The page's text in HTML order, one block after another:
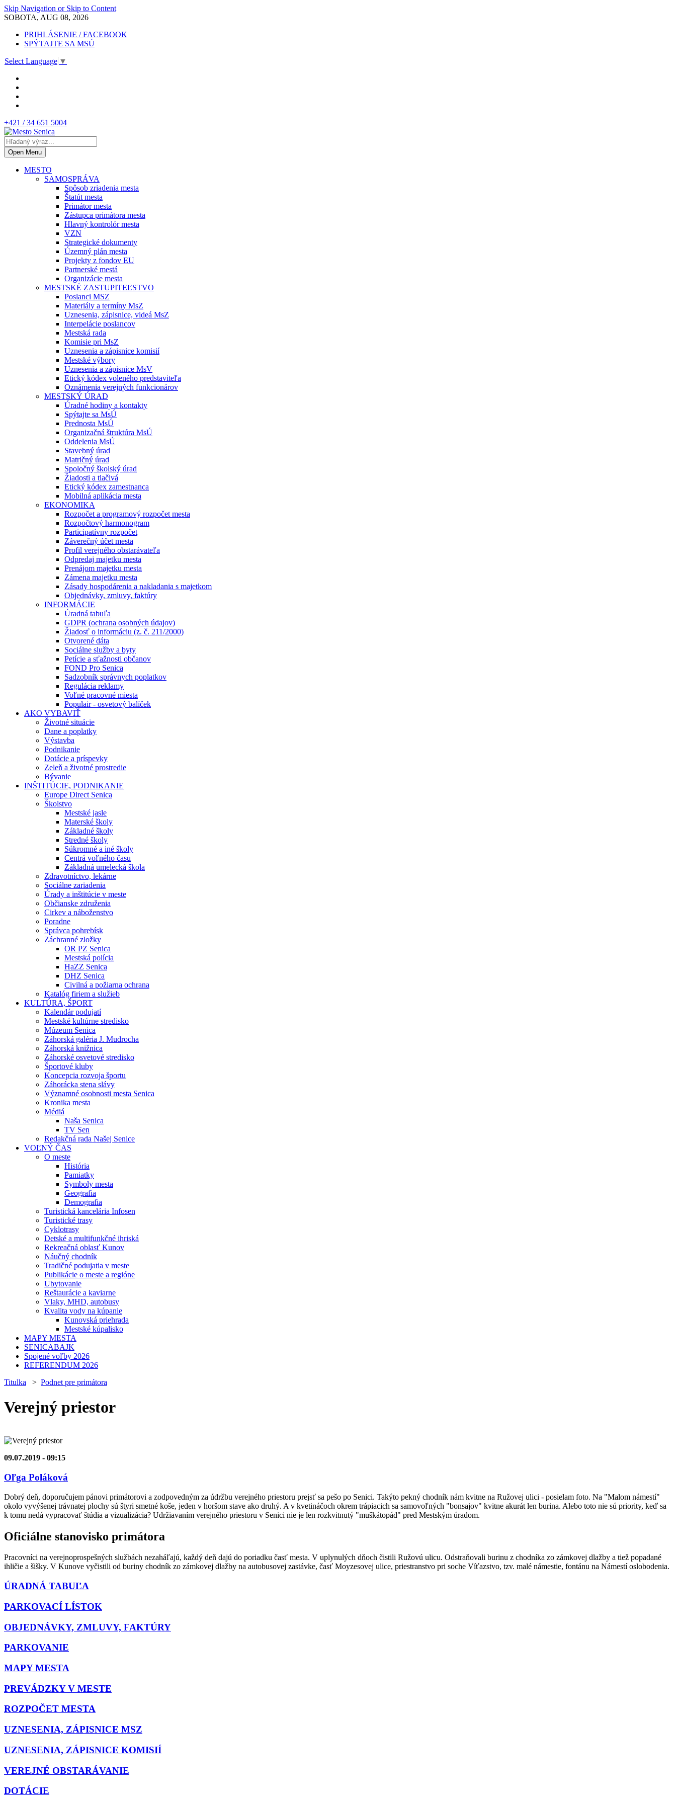
Skip Navigation or Skip to Content
SOBOTA, AUG 08, 2026
PRIHLÁSENIE / FACEBOOK
SPÝTAJTE SA MSÚ
Select Language ▼
+421 / 34 651 5004
Open Menu
MESTO
SAMOSPRÁVA
Spôsob zriadenia mesta
Štatút mesta
Primátor mesta
Zástupca primátora mesta
Hlavný kontrolór mesta
VZN
Strategické dokumenty
Územný plán mesta
Projekty z fondov EU
Partnerské mestá
Organizácie mesta
MESTSKÉ ZASTUPITEĽSTVO
Poslanci MSZ
Materiály a termíny MsZ
Uznesenia, zápisnice, videá MsZ
Interpelácie poslancov
Mestská rada
Komisie pri MsZ
Uznesenia a zápisnice komisií
Mestské výbory
Uznesenia a zápisnice MsV
Etický kódex voleného predstaviteľa
Oznámenia verejných funkcionárov
MESTSKÝ ÚRAD
Úradné hodiny a kontakty
Spýtajte sa MsÚ
Prednosta MsÚ
Organizačná štruktúra MsÚ
Oddelenia MsÚ
Stavebný úrad
Matričný úrad
Spoločný školský úrad
Žiadosti a tlačivá
Etický kódex zamestnanca
Mobilná aplikácia mesta
EKONOMIKA
Rozpočet a programový rozpočet mesta
Rozpočtový harmonogram
Participatívny rozpočet
Záverečný účet mesta
Profil verejného obstarávateľa
Odpredaj majetku mesta
Prenájom majetku mesta
Zámena majetku mesta
Zásady hospodárenia a nakladania s majetkom
Objednávky, zmluvy, faktúry
INFORMÁCIE
Úradná tabuľa
GDPR (ochrana osobných údajov)
Žiadosť o informáciu (z. č. 211/2000)
Otvorené dáta
Sociálne služby a byty
Petície a sťažnosti občanov
FOND Pro Senica
Sadzobník správnych poplatkov
Regulácia reklamy
Voľné pracovné miesta
Populair - osvetový balíček
AKO VYBAVIŤ
Životné situácie
Dane a poplatky
Výstavba
Podnikanie
Dotácie a príspevky
Zeleň a životné prostredie
Bývanie
INŠTITÚCIE, PODNIKANIE
Europe Direct Senica
Školstvo
Mestské jasle
Materské školy
Základné školy
Stredné školy
Súkromné a iné školy
Centrá voľného času
Základná umelecká škola
Zdravotníctvo, lekárne
Sociálne zariadenia
Úrady a inštitúcie v meste
Občianske združenia
Cirkev a náboženstvo
Poradne
Správca pohrebísk
Záchranné zložky
OR PZ Senica
Mestská polícia
HaZZ Senica
DHZ Senica
Civilná a požiarna ochrana
Katalóg firiem a služieb
KULTÚRA, ŠPORT
Kalendár podujatí
Mestské kultúrne stredisko
Múzeum Senica
Záhorská galéria J. Mudrocha
Záhorská knižnica
Záhorské osvetové stredisko
Športové kluby
Koncepcia rozvoja športu
Záhorácka stena slávy
Významné osobnosti mesta Senica
Kronika mesta
Médiá
Naša Senica
TV Sen
Redakčná rada Našej Senice
VOĽNÝ ČAS
O meste
História
Pamiatky
Symboly mesta
Geografia
Demografia
Turistická kancelária Infosen
Turistické trasy
Cyklotrasy
Detské a multifunkčné ihriská
Rekreačná oblasť Kunov
Náučný chodník
Tradičné podujatia v meste
Publikácie o meste a regióne
Ubytovanie
Reštaurácie a kaviarne
Vlaky, MHD, autobusy
Kvalita vody na kúpanie
Kunovská priehrada
Mestské kúpalisko
MAPY MESTA
SENICABAJK
Spojené voľby 2026
REFERENDUM 2026
Titulka > Podnet pre primátora
Verejný priestor
09.07.2019 - 09:15
Oľga Poláková
Dobrý deň, doporučujem pánovi primátorovi a zodpovedným za údržbu verejného priestoru prejsť sa pešo po Senici. Takýto pekný chodník nám kvitne na Ružovej ulici - posielam foto. Na "Malom námestí"
okolo vyvýšenej trávnatej plochy sú štyri smetné koše, jeden v horšom stave ako druhý. A v kvetináčoch okrem trápiacich sa samovoľných "bonsajov" kvitne akurát len burina. Alebo toto nie sú priority, keď sa
k tomu nedá vypracovať štúdia a vizualizácia? Udržiavaním verejného priestoru v Senici nie je len rozkvitnutý "muškátopád" pred Mestským úradom.
Oficiálne stanovisko primátora
Pracovníci na verejnoprospešných službách nezaháľajú, každý deň dajú do poriadku časť mesta. V uplynulých dňoch čistili Ružovú ulicu. Odstraňovali burinu z chodníka zo zámkovej dlažby a tiež popadané
ihličie a šišky. V Kunove vyčistili od buriny chodník zo zámkovej dlažby na autobusovej zastávke, časť Moyzesovej ulice, priestranstvo pri soche Víťazstvo, tzv. malé námestie, fontánu na Námestí oslobodenia.
ÚRADNÁ TABUĽA
PARKOVACÍ LÍSTOK
OBJEDNÁVKY, ZMLUVY, FAKTÚRY
PARKOVANIE
MAPY MESTA
PREVÁDZKY V MESTE
ROZPOČET MESTA
UZNESENIA, ZÁPISNICE MSZ
UZNESENIA, ZÁPISNICE KOMISIÍ
VEREJNÉ OBSTARÁVANIE
DOTÁCIE